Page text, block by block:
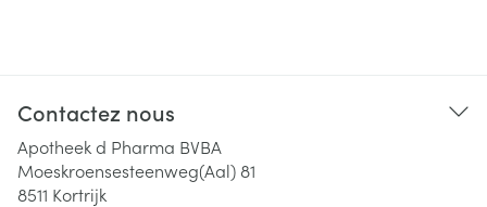
Contactez nous
Apotheek d Pharma BVBA
Moeskroensesteenweg(Aal) 81
8511 Kortrijk